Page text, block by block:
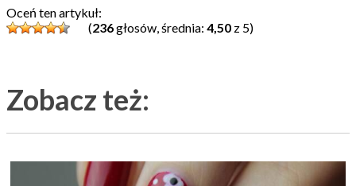
Oceń ten artykuł:
(236głosów, średnia: 4,50 z 5)
Zobacz też: